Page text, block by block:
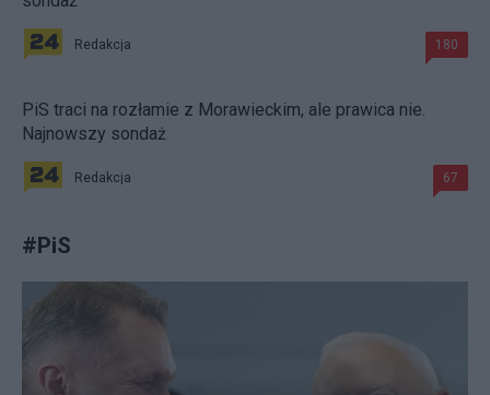
Redakcja 180
PiS traci na rozłamie z Morawieckim, ale prawica nie.
Najnowszy sondaż
Redakcja 67
#PiS